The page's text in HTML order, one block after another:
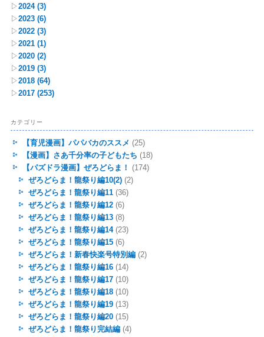
▷2024 (3)
▷2023 (6)
▷2022 (3)
▷2021 (1)
▷2020 (2)
▷2019 (3)
▷2018 (64)
▷2017 (253)
カテゴリー
【育児漫画】パパバカのススメ (25)
【漫画】さあ千分率の子どもたち (18)
【パズドラ漫画】ぜろどらま！
(174)
ぜろどらま！龍祭り編10(2)(2)
ぜろどらま！龍祭り編11(36)
ぜろどらま！龍祭り編12(6)
ぜろどらま！龍祭り編13(8)
ぜろどらま！龍祭り編14(23)
ぜろどらま！龍祭り編15(6)
ぜろどらま！新春快楽号特別編(2)
ぜろどらま！龍祭り編16(14)
ぜろどらま！龍祭り編17(10)
ぜろどらま！龍祭り編18(10)
ぜろどらま！龍祭り編19(13)
ぜろどらま！龍祭り編20(15)
ぜろどらま！龍祭り完結編(4)